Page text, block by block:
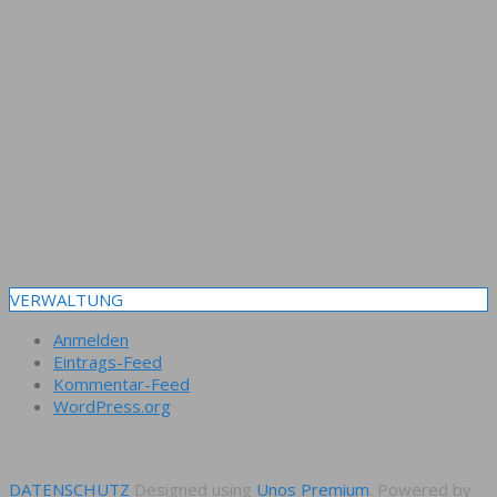
VERWALTUNG
Anmelden
Eintrags-Feed
Kommentar-Feed
WordPress.org
DATENSCHUTZ Designed using Unos Premium. Powered by